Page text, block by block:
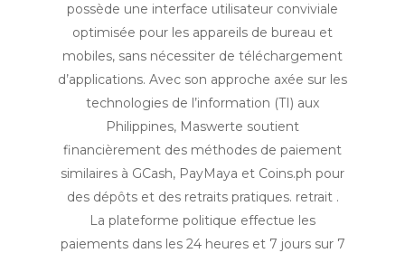
possède une interface utilisateur conviviale
optimisée pour les appareils de bureau et
mobiles, sans nécessiter de téléchargement
d’applications. Avec son approche axée sur les
technologies de l’information (TI) aux
Philippines, Maswerte soutient
financièrement des méthodes de paiement
similaires à GCash, PayMaya et Coins.ph pour
des dépôts et des retraits pratiques. retrait .
La plateforme politique effectue les
paiements dans les 24 heures et 7 jours sur 7